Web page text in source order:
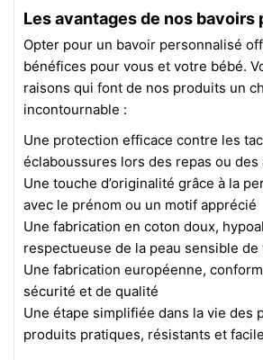
Les avantages de nos bavoirs
Opter pour un bavoir personnalisé
bénéfices pour vous et votre bébé.
raisons qui font de nos produits un
incontournable :
Une protection efficace contre les
éclaboussures lors des repas ou
Une touche d’originalité grâce à la
avec le prénom ou un motif apprécié
Une fabrication en coton doux,
respectueuse de la peau sensible de
Une fabrication européenne,
sécurité et de qualité
Une étape simplifiée dans la vie des
produits pratiques, résistants et